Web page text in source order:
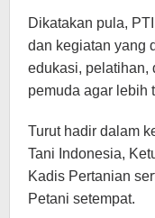
Dikatakan pula,
dan kegiatan yang
edukasi, pelatihan,
pemuda agar lebih
Turut hadir dalam
Tani Indonesia,
Kadis Pertanian
Petani setempat.